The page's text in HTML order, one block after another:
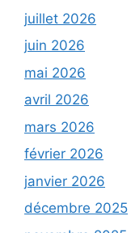
juillet 2026
juin 2026
mai 2026
avril 2026
mars 2026
février 2026
janvier 2026
décembre 2025